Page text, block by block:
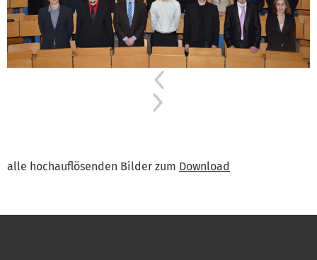
Previous
alle hochauflösenden Bilder zum Download